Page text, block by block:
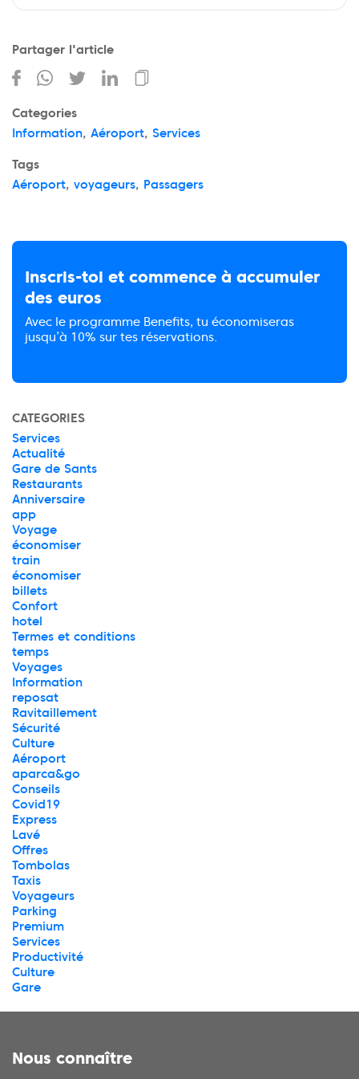
Partager l'article
Categories
Information, Aéroport, Services
Tags
Aéroport, voyageurs, Passagers
Inscris-toi et commence à accumuler
des euros
Avec le programme Benefits, tu économiseras
jusqu’à 10% sur tes réservations.
CATEGORIES
Services
Actualité
Gare de Sants
Restaurants
Anniversaire
app
Voyage
économiser
train
économiser
billets
Confort
hotel
Termes et conditions
temps
Voyages
Information
reposat
Ravitaillement
Sécurité
Culture
Aéroport
aparca&go
Conseils
Covid19
Express
Lavé
Offres
Tombolas
Taxis
Voyageurs
Parking
Premium
Services
Productivité
Culture
Gare
Nous connaître